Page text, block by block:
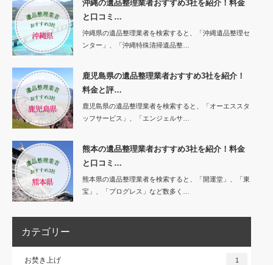
沖縄の遺品整理業者おすすめ3社を紹介！料金
と口コミ…
沖縄県の遺品整理業者を検索すると、「沖縄遺品整理セ
ンター」、「沖縄特殊清掃遺品整…
鹿児島県の遺品整理業者おすすめ3社を紹介！
料金と評…
鹿児島県の遺品整理業者を検索すると、「オーエススタ
ッフサービス」、「エンジェルサ…
熊本の遺品整理業者おすすめ3社を紹介！料金
と口コミ…
熊本県の遺品整理業者を検索すると、「開運堂」、「東
宝」、「プログレス」など数多く…
カテゴリー
お焚き上げ 1